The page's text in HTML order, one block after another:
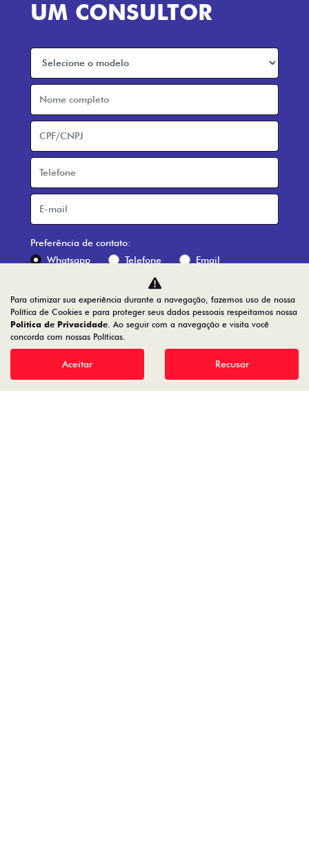
INSTITUCIONAL
BLOG
AGENDE UM TEST DRIVE
Desacelere. Seu bem maior é a vida.
GUARACAR COMERCIO DE AUTOMOVEIS LTDA
88.952.577/0007-30
Desenvolvido pela DEALERSPACE ® Direitos Reservados.
Para otimizar sua experiência durante a navegação, fazemos uso de nossa
Política de Cookies e para proteger seus dados pessoais respeitamos nossa
Política de Privacidade. Ao seguir com a navegação e visita você
concorda com nossas Políticas.
Aceitar Recusar